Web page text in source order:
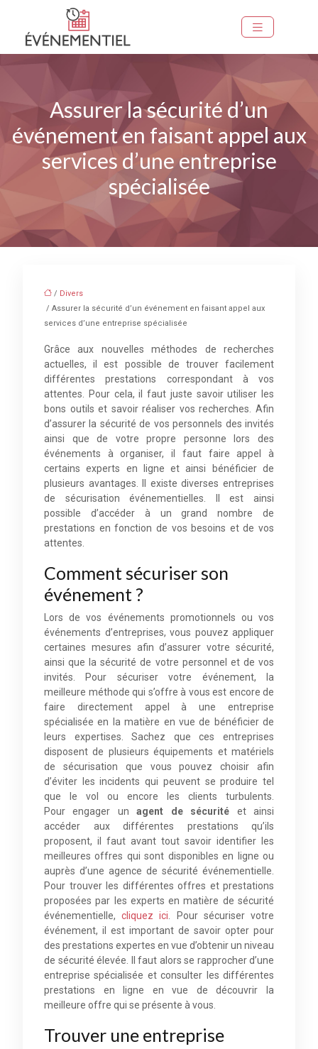
Assurer la sécurité d’un
événement en faisant appel aux
services d’une entreprise
spécialisée
/ Divers
/ Assurer la sécurité d’un événement en faisant appel aux
services d’une entreprise spécialisée
Grâce aux nouvelles méthodes de recherches
actuelles, il est possible de trouver facilement
différentes prestations correspondant à vos
attentes. Pour cela, il faut juste savoir utiliser les
bons outils et savoir réaliser vos recherches. Afin
d’assurer la sécurité de vos personnels des invités
ainsi que de votre propre personne lors des
événements à organiser, il faut faire appel à
certains experts en ligne et ainsi bénéficier de
plusieurs avantages. Il existe diverses entreprises
de sécurisation événementielles. Il est ainsi
possible d’accéder à un grand nombre de
prestations en fonction de vos besoins et de vos
attentes.
Comment sécuriser son
événement ?
Lors de vos événements promotionnels ou vos
événements d’entreprises, vous pouvez appliquer
certaines mesures afin d’assurer votre sécurité,
ainsi que la sécurité de votre personnel et de vos
invités. Pour sécuriser votre événement, la
meilleure méthode qui s’offre à vous est encore de
faire directement appel à une entreprise
spécialisée en la matière en vue de bénéficier de
leurs expertises. Sachez que ces entreprises
disposent de plusieurs équipements et matériels
de sécurisation que vous pouvez choisir afin
d’éviter les incidents qui peuvent se produire tel
que le vol ou encore les clients turbulents.
Pour engager unagent de sécurité et ainsi
accéder aux différentes prestations qu’ils
proposent, il faut avant tout savoir identifier les
meilleures offres qui sont disponibles en ligne ou
auprès d’une agence de sécurité événementielle.
Pour trouver les différentes offres et prestations
proposées par les experts en matière de sécurité
événementielle,cliquez ici . Pour sécuriser votre
événement, il est important de savoir opter pour
des prestations expertes en vue d’obtenir un niveau
de sécurité élevée. Il faut alors se rapprocher d’une
entreprise spécialisée et consulter les différentes
prestations en ligne en vue de découvrir la
meilleure offre qui se présente à vous.
Trouver une entreprise